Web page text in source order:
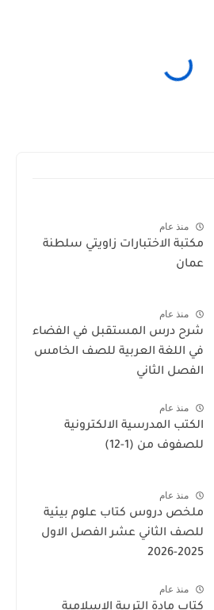
منذ عام
مكتبة الاختبارات زاويتي سلطنة
عمان
منذ عام
شرح درس المستقبل في الفضاء
في اللغة العربية للصف الخامس
الفصل الثاني
منذ عام
الكتب المدرسية الالكترونية
للصفوف من (1-12)
منذ عام
ملخص دروس كتاب علوم بيئية
للصف الثاني عشر الفصل الاول
2025-2026
منذ عام